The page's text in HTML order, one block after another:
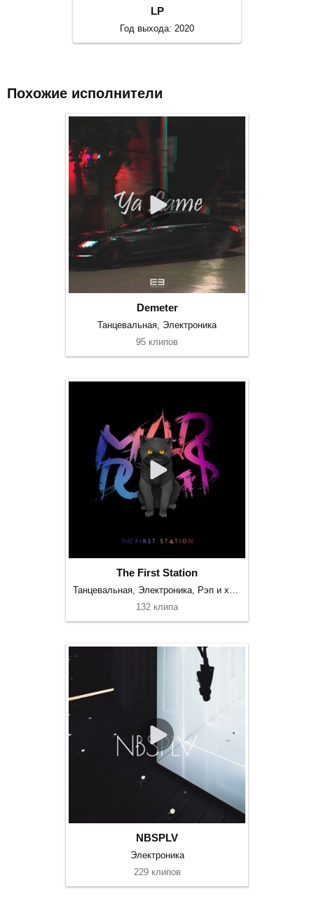
LP
Год выхода: 2020
Похожие исполнители
Demeter
Танцевальная, Электроника
95 клипов
The First Station
Танцевальная, Электроника, Рэп и хип-хоп
132 клипа
NBSPLV
Электроника
229 клипов